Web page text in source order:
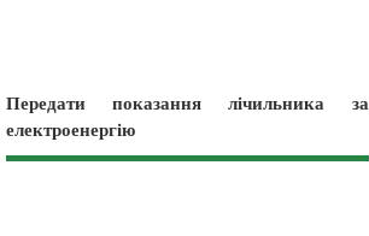
Передати показання лічильника за
електроенергію